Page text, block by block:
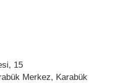
15
Merkez, Karabük